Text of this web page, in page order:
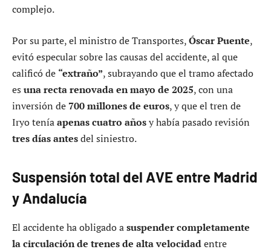
complejo.
Por su parte, el ministro de Transportes,Óscar Puente,
evitó especular sobre las causas del accidente, al que
calificó de “extraño”, subrayando que el tramo afectado
es una recta renovada en mayo de 2025, con una
inversión de700 millones de euros, y que el tren de
Iryo teníaapenas cuatro añosy había pasado revisión
tres días antesdel siniestro.
Suspensión total del AVE entre Madrid
y Andalucía
El accidente ha obligado asuspender completamente
la circulación de trenes de alta velocidadentre